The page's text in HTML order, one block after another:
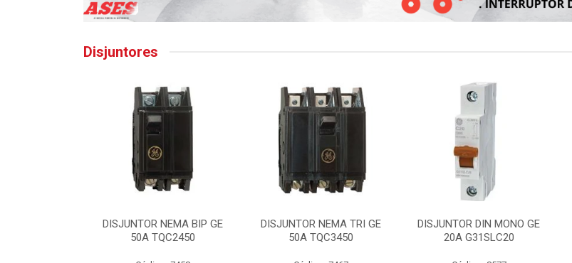
Disjuntores
DISJUNTOR NEMA BIP GE
50A TQC2450
DISJUNTOR NEMA TRI GE
50A TQC3450
DISJUNTOR DIN MONO GE
20A G31SLC20